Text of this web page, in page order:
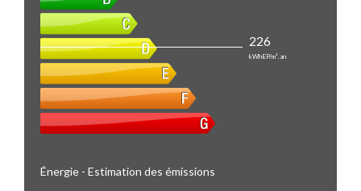
226
kWhEP/m².an
Énergie - Estimation des émissions